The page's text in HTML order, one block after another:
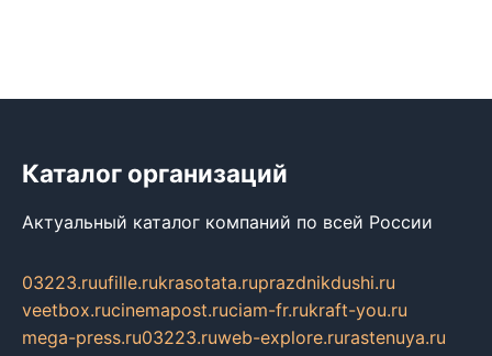
Каталог организаций
Актуальный каталог компаний по всей России
03223.ruufille.rukrasotata.ruprazdnikdushi.ru
veetbox.rucinemapost.ruciam-fr.rukraft-you.ru
mega-press.ru03223.ruweb-explore.rurastenuya.ru